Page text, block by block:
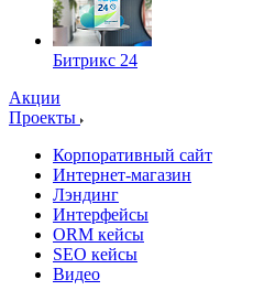
Битрикс 24
Акции
Проекты
Корпоративный сайт
Интернет-магазин
Лэндинг
Интерфейсы
ORM кейсы
SEO кейсы
Видео